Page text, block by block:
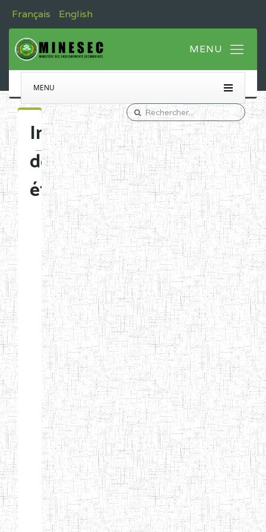
Français English
MENU
Immatriculation
des
établissements
Etablissements
d'enseignement
normal
ENI
Chercher:
Effacer les filtres
Denomination
Type